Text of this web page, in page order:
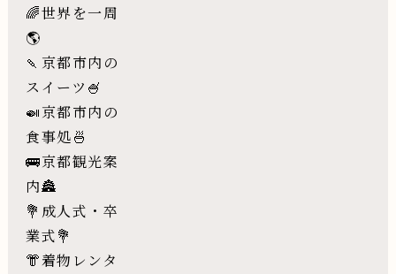
🌈世界を一周
🌎
🍡京都市内の
スイーツ🍧
🍛京都市内の
食事処🍜
🚌京都観光案
内🏯
💐成人式・卒
業式💐
👘着物レンタ